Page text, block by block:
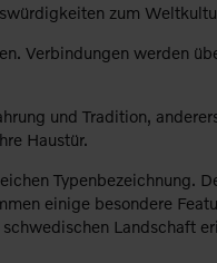
zum
Verbindungen werden
und Tradition,
Haustür.
Typenbezeichnung.
einige besondere
Landschaft